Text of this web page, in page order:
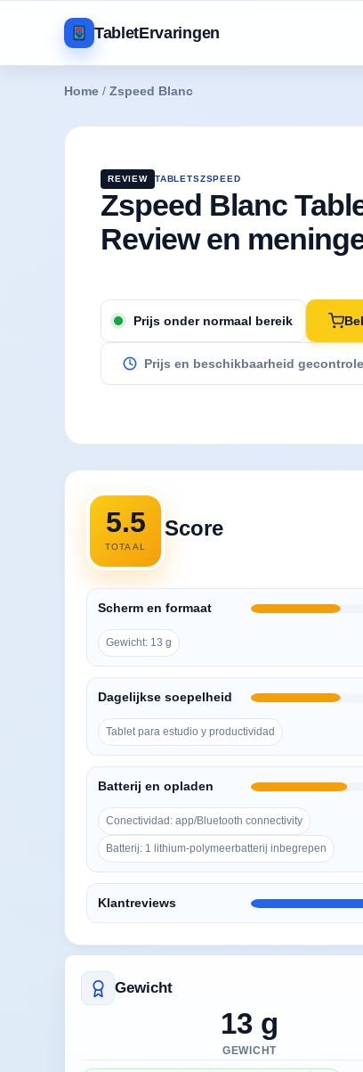
TabletErvaringen
Home / Zspeed Blanc
REVIEW TABLETSZSPEED
Zspeed Blanc
Review en
Prijs onder normaal bereik
Prijs en beschikbaarheid
5.5
TOTAAL
Score
Scherm en formaat
Gewicht: 13 g
Dagelijkse soepelheid
Tablet para estudio y productividad
Batterij en opladen
Conectividad: app/Bluetooth connectivity
Batterij: 1 lithium-polymeerbatterij inbegrepen
Klantreviews
Gewicht
13 g
GEWICHT